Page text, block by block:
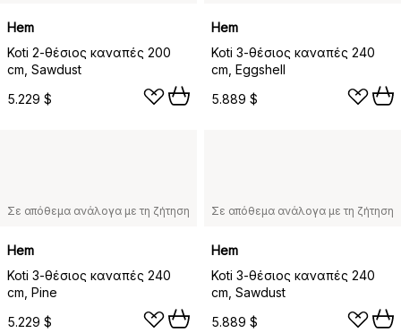
Hem
Koti 2-θέσιος καναπές 200
cm, Sawdust
5.229 $
Hem
Koti 3-θέσιος καναπές 240
cm, Eggshell
5.889 $
Σε απόθεμα ανάλογα με τη ζήτηση
Hem
Koti 3-θέσιος καναπές 240
cm, Pine
5.229 $
Σε απόθεμα ανάλογα με τη ζήτηση
Hem
Koti 3-θέσιος καναπές 240
cm, Sawdust
5.889 $